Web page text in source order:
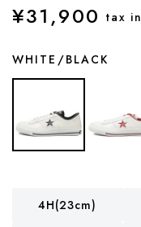
¥31,900 tax in
WHITE/BLACK
4H(23cm)